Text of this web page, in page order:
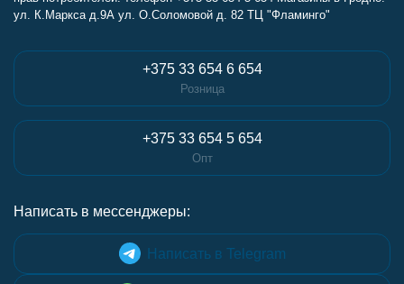
ул. К.Маркса д.9А ул. О.Соломовой д. 82 ТЦ "Фламинго"
+375 33 654 6 654
Розница
+375 33 654 5 654
Опт
Написать в мессенджеры:
Написать в Telegram